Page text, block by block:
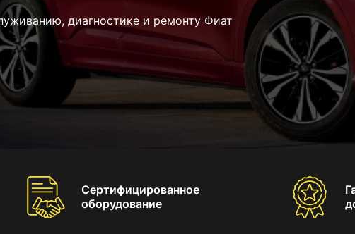
диагностике и ремонту Фиат
Сертифицированное
оборудование